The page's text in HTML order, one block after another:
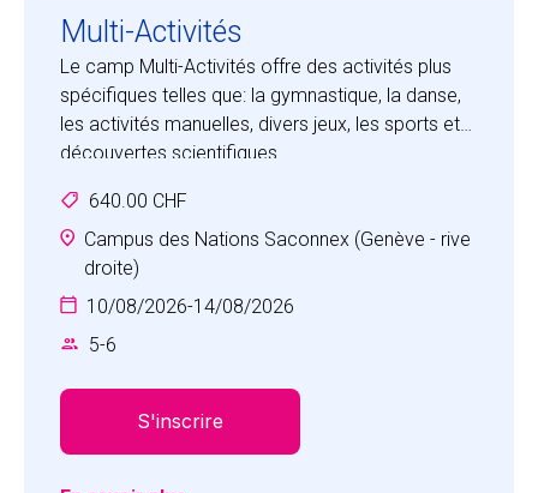
Multi-Activités
Le camp Multi-Activités offre des activités plus
spécifiques telles que: la gymnastique, la danse,
les activités manuelles, divers jeux, les sports et
découvertes scientifiques.
amusant, axé sur le développement des
compétences sociales comme la
communication, la coopération, la conscience de
soi, la confiance en soi, l’empathie et le respect.
640.00 CHF
Campus des Nations Saconnex (Genève - rive
droite)
10/08/2026-14/08/2026
5-6
S'inscrire